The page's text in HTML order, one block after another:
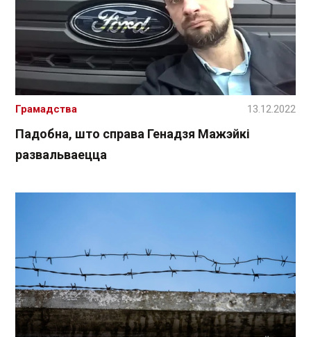
Падобна, што справа Генадзя Мажэйкі
развальваецца
Грамадства 13.12.2022